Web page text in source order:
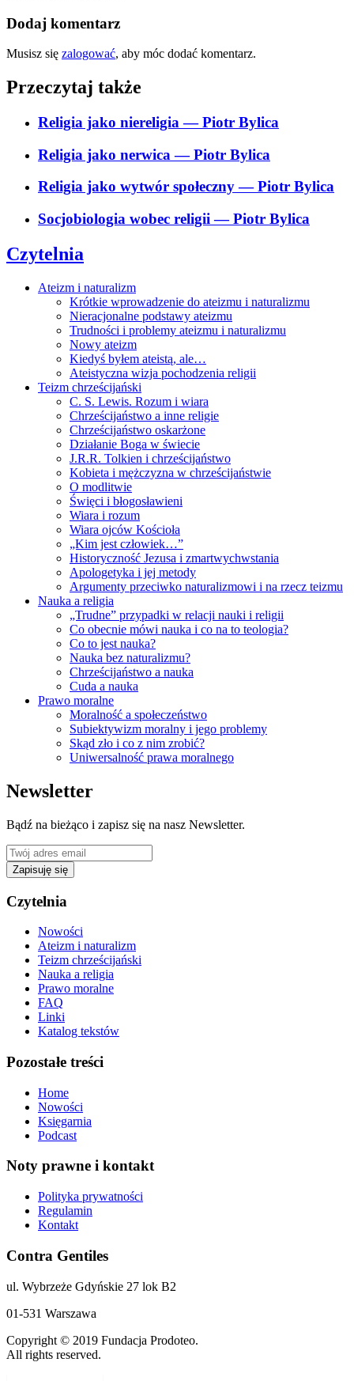
Dodaj komentarz
Musisz się zalogować, aby móc dodać komentarz.
Przeczytaj także
Religia jako niereligia— Piotr Bylica
Religia jako nerwica— Piotr Bylica
Religia jako wytwór społeczny— Piotr Bylica
Socjobiologia wobec religii— Piotr Bylica
Czytelnia
Ateizm i naturalizm
Krótkie wprowadzenie do ateizmu i naturalizmu
Nieracjonalne podstawy ateizmu
Trudności i problemy ateizmu i naturalizmu
Nowy ateizm
Kiedyś byłem ateistą, ale…
Ateistyczna wizja pochodzenia religii
Teizm chrześcijański
C. S. Lewis. Rozum i wiara
Chrześcijaństwo a inne religie
Chrześcijaństwo oskarżone
Działanie Boga w świecie
J.R.R. Tolkien i chrześcijaństwo
Kobieta i mężczyzna w chrześcijaństwie
O modlitwie
Święci i błogosławieni
Wiara i rozum
Wiara ojców Kościoła
„Kim jest człowiek…”
Historyczność Jezusa i zmartwychwstania
Apologetyka i jej metody
Argumenty przeciwko naturalizmowi i na rzecz teizmu
Nauka a religia
„Trudne” przypadki w relacji nauki i religii
Co obecnie mówi nauka i co na to teologia?
Co to jest nauka?
Nauka bez naturalizmu?
Chrześcijaństwo a nauka
Cuda a nauka
Prawo moralne
Moralność a społeczeństwo
Subiektywizm moralny i jego problemy
Skąd zło i co z nim zrobić?
Uniwersalność prawa moralnego
Newsletter
Bądź na bieżąco i zapisz się na nasz Newsletter.
Zapisuję się
Czytelnia
Nowości
Ateizm i naturalizm
Teizm chrześcijański
Nauka a religia
Prawo moralne
FAQ
Linki
Katalog tekstów
Pozostałe treści
Home
Nowości
Księgarnia
Podcast
Noty prawne i kontakt
Polityka prywatności
Regulamin
Kontakt
Contra Gentiles
ul. Wybrzeże Gdyńskie 27 lok B2
01-531 Warszawa
Copyright © 2019 Fundacja Prodoteo.
All rights reserved.